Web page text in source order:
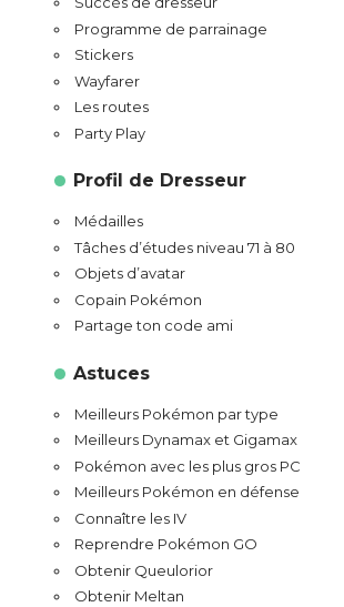
Programme de parrainage
Stickers
Wayfarer
Les routes
Party Play
Profil de Dresseur
Médailles
Tâches d’études niveau 71 à 80
Objets d’avatar
Copain Pokémon
Partage ton code ami
Astuces
Meilleurs Pokémon par type
Meilleurs Dynamax et Gigamax
Pokémon avec les plus gros PC
Meilleurs Pokémon en défense
Connaître les IV
Reprendre Pokémon GO
Obtenir Queulorior
Obtenir Meltan